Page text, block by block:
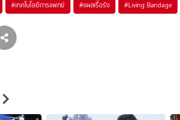
#เทคโนโลยีการแพทย์ #แผลเรื้อรัง #Living Bandage